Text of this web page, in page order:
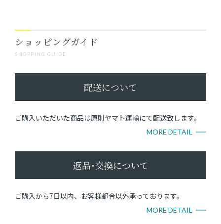
SHOPPING GUIDE
ショッピングガイド
配送について
ご購入いただいた商品は原則ヤマト運輸にて配送致します。
MORE DETAIL
返品･交換について
ご購入から7日以内、お客様都合以外承っております。
MORE DETAIL